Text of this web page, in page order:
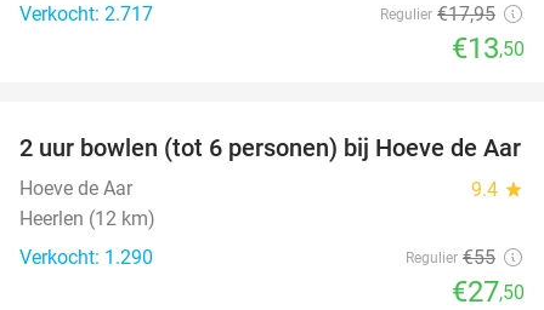
Verkocht: 2.717
Regulier €17,95
€13,50
50%
2 uur bowlen (tot 6 personen) bij Hoeve de Aar
Hoeve de Aar 9.4 star
Heerlen (12 km)
Verkocht: 1.290
Regulier €55
€27,50